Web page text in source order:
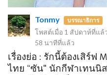
Tonmy บรรณาธิการ
โพสต์เมื่อ 1 สัปดาห์ที่แล้
58 นาทีที่แล้ว
เรื่องย่อ : รักนี้ต้องเสิร์ฟ
ไทย “ซัน" นักกีฬาเทนนิ